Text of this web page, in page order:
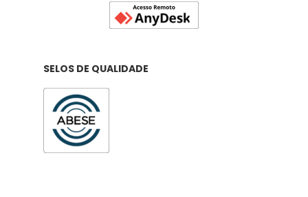
SELOS DE QUALIDADE